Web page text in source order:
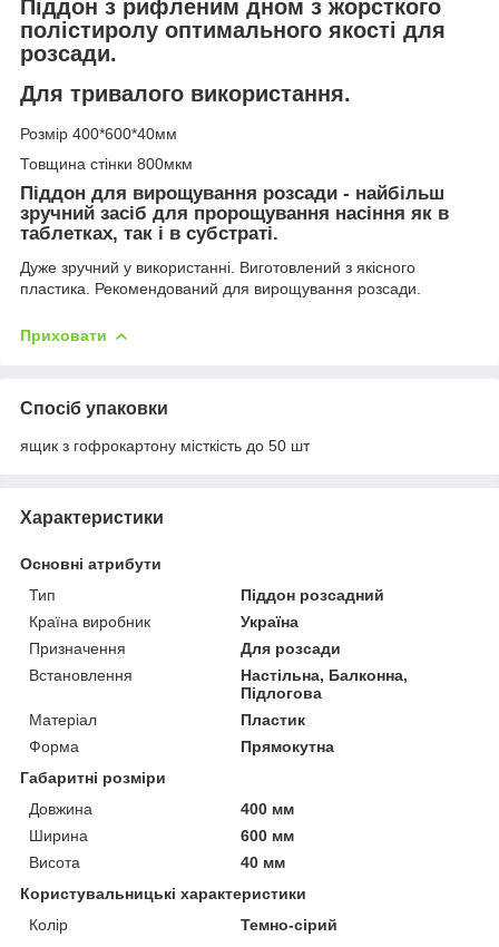
Піддон з рифленим дном з жорсткого
полістиролу оптимального якості для
розсади.
Для тривалого використання.
Розмір 400*600*40мм
Товщина стінки 800мкм
Піддон для вирощування розсади - найбільш
зручний засіб для пророщування насіння як в
таблетках, так і в субстраті.
Дуже зручний у використанні. Виготовлений з якісного
пластика. Рекомендований для вирощування розсади.
Приховати
Спосіб упаковки
ящик з гофрокартону місткість до 50 шт
Характеристики
Основні атрибути
Тип
Піддон розсадний
Країна виробник
Україна
Призначення
Для розсади
Встановлення
Настільна, Балконна,
Підлогова
Матеріал
Пластик
Форма
Прямокутна
Габаритні розміри
Довжина
400 мм
Ширина
600 мм
Висота
40 мм
Користувальницькі характеристики
Колір
Темно-сірий